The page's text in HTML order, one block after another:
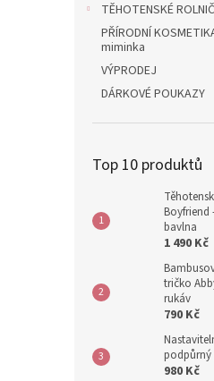
TĚHOTENSKÉ
PŘÍRODNÍ
miminka
VÝPRODEJ
DÁRKOVÉ POUKAZY
Top 10 produktů
Boyfriend
bavlna
1 490 Kč
tričko
rukáv
790 Kč
podpůrný
980 Kč